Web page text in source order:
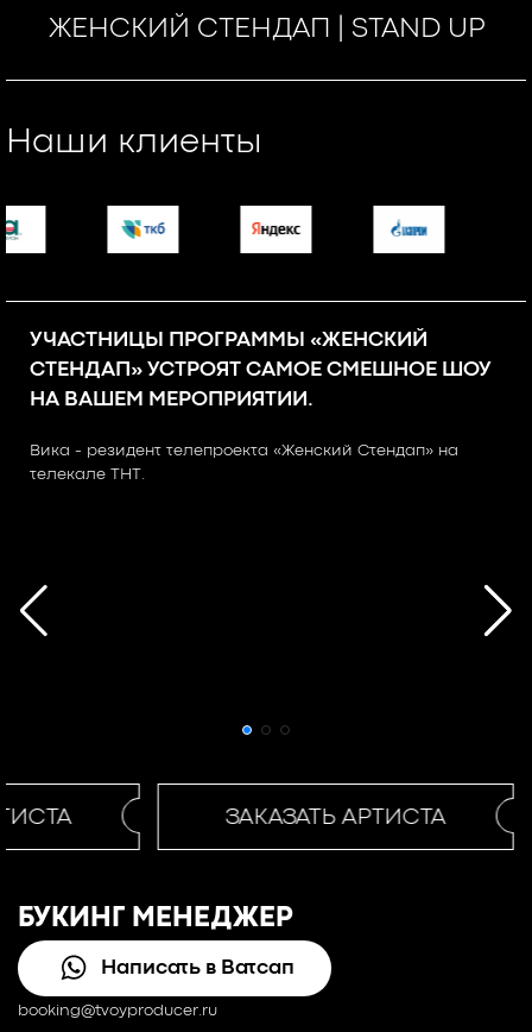
ЖЕНСКИЙ СТЕНДАП | STAND UP
Наши клиенты
УЧАСТНИЦЫ ПРОГРАММЫ «ЖЕНСКИЙ
СТЕНДАП» УСТРОЯТ САМОЕ СМЕШНОЕ ШОУ
НА ВАШЕМ МЕРОПРИЯТИИ.
Вика - резидент телепроекта «Женский Стендап» на
телекале ТНТ.
ЗАКАЗАТЬ АРТИСТА
БУКИНГ МЕНЕДЖЕР
Написать в Ватсап
booking@tvoyproducer.ru